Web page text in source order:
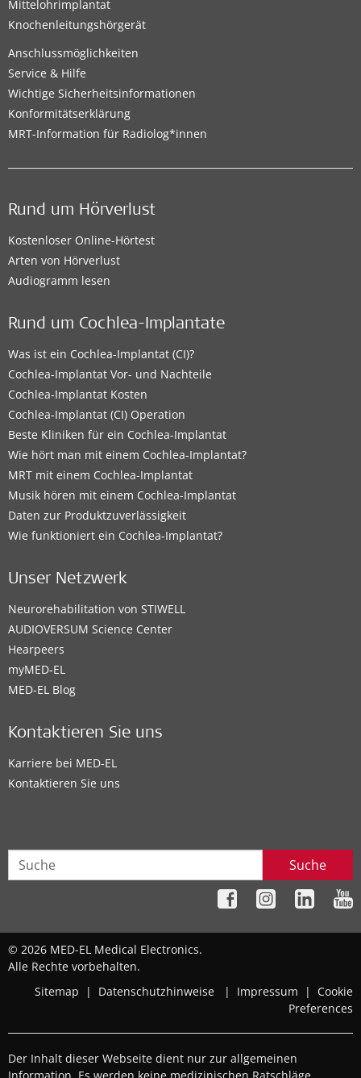
Mittelohrimplantat
Knochenleitungshörgerät
Anschlussmöglichkeiten
Service & Hilfe
Wichtige Sicherheitsinformationen
Konformitätserklärung
MRT-Information für Radiolog*innen
Rund um Hörverlust
Kostenloser Online-Hörtest
Arten von Hörverlust
Audiogramm lesen
Rund um Cochlea-Implantate
Was ist ein Cochlea-Implantat (CI)?
Cochlea-Implantat Vor- und Nachteile
Cochlea-Implantat Kosten
Cochlea-Implantat (CI) Operation
Beste Kliniken für ein Cochlea-Implantat
Wie hört man mit einem Cochlea-Implantat?
MRT mit einem Cochlea-Implantat
Musik hören mit einem Cochlea-Implantat
Daten zur Produktzuverlässigkeit
Wie funktioniert ein Cochlea-Implantat?
Unser Netzwerk
Neurorehabilitation von STIWELL
AUDIOVERSUM Science Center
Hearpeers
myMED‑EL
MED-EL Blog
Kontaktieren Sie uns
Karriere bei MED-EL
Kontaktieren Sie uns
Suche
© 2026 MED-EL Medical Electronics.
Alle Rechte vorbehalten.
Sitemap
| Datenschutzhinweise | Impressum | Cookie
Preferences
Der Inhalt dieser Webseite dient nur zur allgemeinen